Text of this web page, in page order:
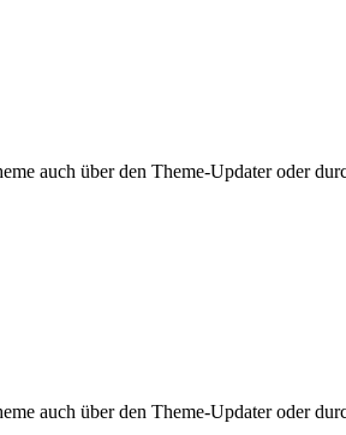
auch über den Theme-Updater oder
auch über den Theme-Updater oder